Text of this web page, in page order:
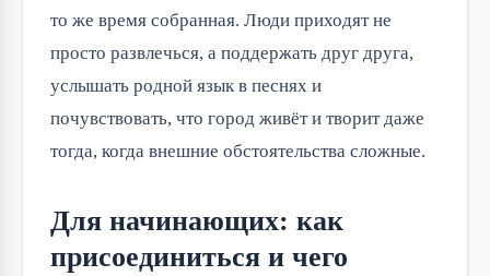
то же время собранная. Люди приходят не
просто развлечься, а поддержать друг друга,
услышать родной язык в песнях и
почувствовать, что город живёт и творит даже
тогда, когда внешние обстоятельства сложные.
Для начинающих: как
присоединиться и чего